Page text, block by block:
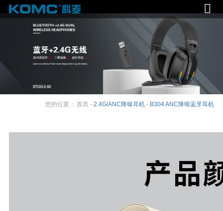
您的位置： 首页 - 2.4G/ANC降噪耳机 - B304 ANC降噪蓝牙耳机